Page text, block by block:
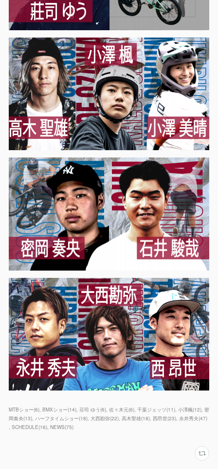
MTBショー(6) BMXショー(14) 荘司 ゆう(6) 佐々木元(6) 千葉ジェッツ(11) 小澤楓(12) 密
岡奏央(13) ハーフタイムショー(18) 大西勘弥(22) 高木聖雄(18) 西昂世(23) 永井秀夫(47)
SCHEDULE(16) NEWS(75)